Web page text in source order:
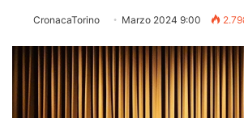
CronacaTorino Marzo 2024 9:00